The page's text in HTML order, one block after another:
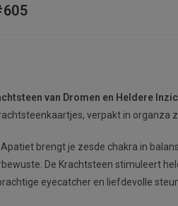
van Dromen en Heldere
verpakt in organza
brengt je zesde chakra in
De Krachtsteen stimuleert
eyecatcher en liefdevolle